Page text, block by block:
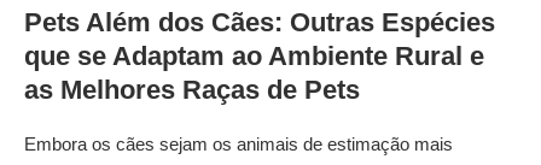
Pets Além dos Cães: Outras Espécies
que se Adaptam ao Ambiente Rural e
as Melhores Raças de Pets
Embora os cães sejam os animais de estimação mais